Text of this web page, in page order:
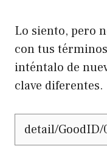
Lo siento, pero
con tus
inténtalo de
clave diferentes.
Buscar: